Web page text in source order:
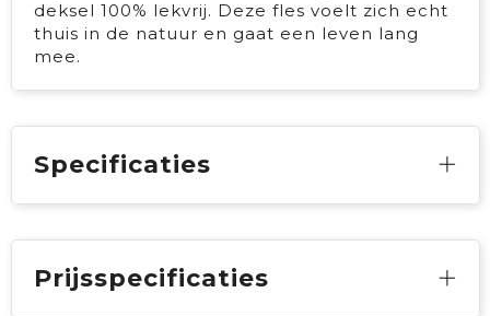
deksel 100% lekvrij. Deze fles voelt zich echt
thuis in de natuur en gaat een leven lang
mee.
Specificaties
Prijsspecificaties